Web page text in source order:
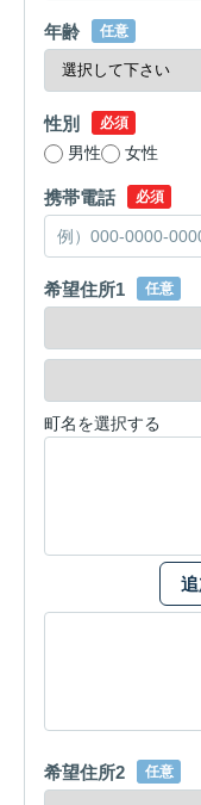
年齢 任意
性別 必須
男性 女性
携帯電話 必須
希望住所1 任意
町名を選択する
希望住所2 任意